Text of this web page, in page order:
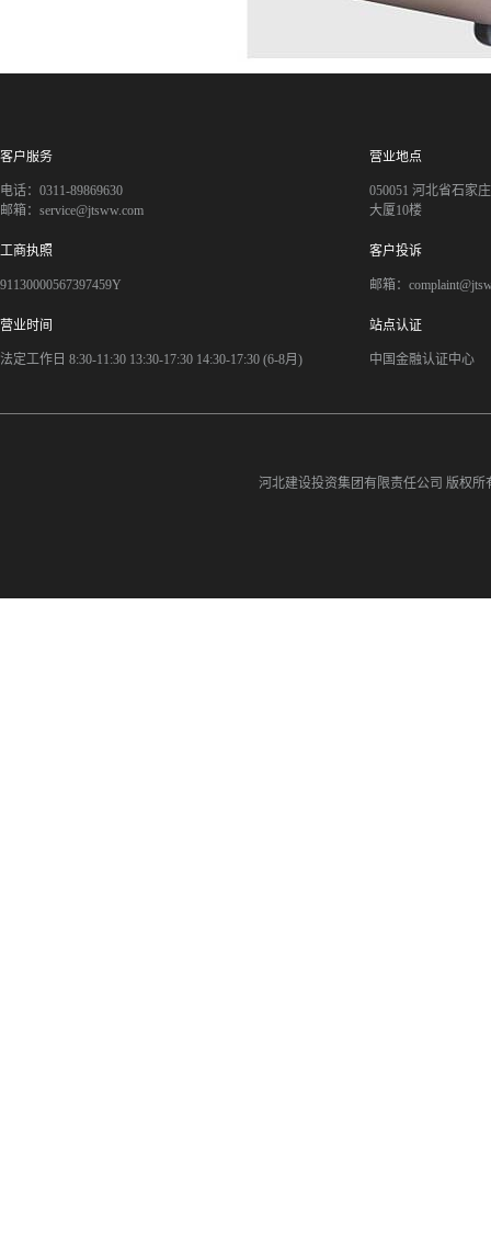
客户服务
电话：0311-89869630
邮箱：service@jtsww.com
营业地点
050051 河北省石家
大厦10楼
工商执照
91130000567397459Y
客户投诉
邮箱：
营业时间
法定工作日 8:30-11:30 13:30-17:30 14:30-17:30 (6-8月)
站点认证
中国金融认证中心
河北建设投资集团有限责任公司 版权所